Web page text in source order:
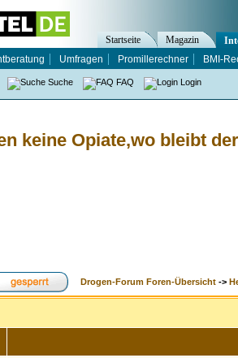
keine Opiate,wo bleibt
Drogen-Forum Foren-Übersicht ->
Startseite Magazin
Umfragen Promillerechner BMI-
Suche FAQ Login